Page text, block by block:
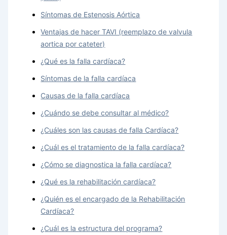
Síntomas de Estenosis Aórtica
Ventajas de hacer TAVI (reemplazo de valvula
aortica por cateter)
¿Qué es la falla cardíaca?
Síntomas de la falla cardíaca
Causas de la falla cardíaca
¿Cuándo se debe consultar al médico?
¿Cuáles son las causas de falla Cardíaca?
¿Cuál es el tratamiento de la falla cardíaca?
¿Cómo se diagnostica la falla cardíaca?
¿Qué es la rehabilitación cardíaca?
¿Quién es el encargado de la Rehabilitación
Cardíaca?
¿Cuál es la estructura del programa?